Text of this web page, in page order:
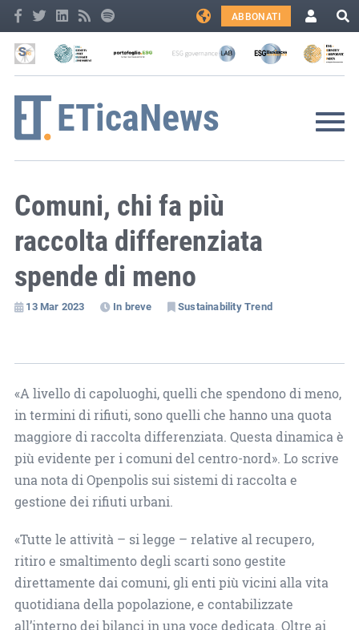
ABBONATI
Comuni, chi fa più
raccolta differenziata
spende di meno
13 Mar 2023 In breve Sustainability Trend
«A livello di capoluoghi, quelli che spendono di meno,
in termini di rifiuti, sono quelli che hanno una quota
maggiore di raccolta differenziata. Questa dinamica è
più evidente per i comuni del centro-nord». Lo scrive
una nota di Openpolis sui sistemi di raccolta e
gestione dei rifiuti urbani.
«Tutte le attività – si legge – relative al recupero,
ritiro e smaltimento degli scarti sono gestite
direttamente dai comuni, gli enti più vicini alla vita
quotidiana della popolazione, e contabilizzate
all’interno dei bilanci in una voce dedicata. Oltre ai